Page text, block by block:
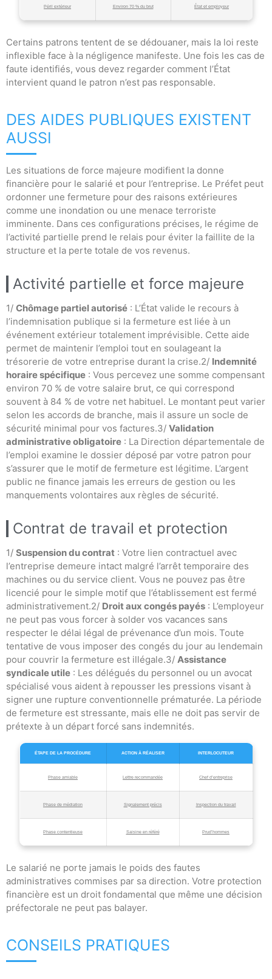
Péril extérieur Environ 70 % du brut État et employeur
Certains patrons tentent de se dédouaner, mais la loi reste
inflexible face à la négligence manifeste. Une fois les cas de
faute identifiés, vous devez regarder comment l’État
intervient quand le patron n’est pas responsable.
DES AIDES PUBLIQUES EXISTENT
AUSSI
Les situations de force majeure modifient la donne
financière pour le salarié et pour l’entreprise. Le Préfet peut
ordonner une fermeture pour des raisons extérieures
comme une inondation ou une menace terroriste
imminente. Dans ces configurations précises, le régime de
l’activité partielle prend le relais pour éviter la faillite de la
structure et la perte totale de vos revenus.
Activité partielle et force majeure
1/ Chômage partiel autorisé : L’État valide le recours à
l’indemnisation publique si la fermeture est liée à un
événement extérieur totalement imprévisible. Cette aide
permet de maintenir l’emploi tout en soulageant la
trésorerie de votre entreprise durant la crise.2/ Indemnité
horaire spécifique : Vous percevez une somme compensant
environ 70 % de votre salaire brut, ce qui correspond
souvent à 84 % de votre net habituel. Le montant peut varier
selon les accords de branche, mais il assure un socle de
sécurité minimal pour vos factures.3/ Validation
administrative obligatoire : La Direction départementale de
l’emploi examine le dossier déposé par votre patron pour
s’assurer que le motif de fermeture est légitime. L’argent
public ne finance jamais les erreurs de gestion ou les
manquements volontaires aux règles de sécurité.
Contrat de travail et protection
1/ Suspension du contrat : Votre lien contractuel avec
l’entreprise demeure intact malgré l’arrêt temporaire des
machines ou du service client. Vous ne pouvez pas être
licencié pour le simple motif que l’établissement est fermé
administrativement.2/ Droit aux congés payés : L’employeur
ne peut pas vous forcer à solder vos vacances sans
respecter le délai légal de prévenance d’un mois. Toute
tentative de vous imposer des congés du jour au lendemain
pour couvrir la fermeture est illégale.3/ Assistance
syndicale utile : Les délégués du personnel ou un avocat
spécialisé vous aident à repousser les pressions visant à
signer une rupture conventionnelle prématurée. La période
de fermeture est stressante, mais elle ne doit pas servir de
prétexte à un départ forcé sans indemnités.
ÉTAPE DE LA PROCÉDURE ACTION À RÉALISER INTERLOCUTEUR
Phase amiable Lettre recommandée Chef d’entreprise
Phase de médiation Signalement précis Inspection du travail
Phase contentieuse Saisine en référé Prud’hommes
Le salarié ne porte jamais le poids des fautes
administratives commises par sa direction. Votre protection
financière est un droit fondamental que même une décision
préfectorale ne peut pas balayer.
CONSEILS PRATIQUES